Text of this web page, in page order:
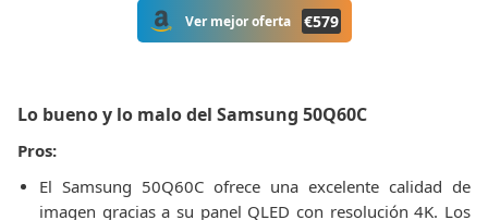
Ver mejor oferta €579
Lo bueno y lo malo del Samsung 50Q60C
Pros:
El Samsung 50Q60C ofrece una excelente calidad de
imagen gracias a su panel QLED con resolución 4K. Los